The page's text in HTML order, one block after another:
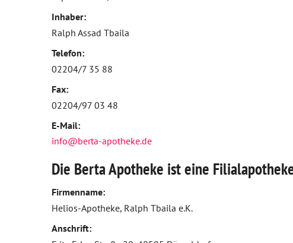
Beipackzettelsuche
Notfälle A-Z
Reiseimpfungen A-Z
Heilpflanzen A-Z
Risikoerfassung Bluthochdruck
Zähne und Kiefer
Magen und Darm
Stoffwechsel
Orthopädie und Unfallmedizin
Rheumatologische Erkrankungen
Blut, Krebs und Infektionen
Inhaber:
Ralph Assad Tbaila
Telefon:
02204/7 35 88
Fax:
02204/97 03 48
E-Mail:
info@berta-apotheke.de
Die Berta Apotheke ist eine
Firmenname:
Helios-Apotheke, Ralph Tbaila e.K.
Anschrift: